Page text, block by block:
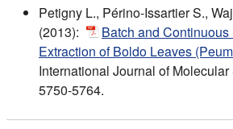
Petigny L., Périno-Issartier S.,
(2013):
Batch and
Extraction of Boldo Leaves
International Journal of
5750-5764.